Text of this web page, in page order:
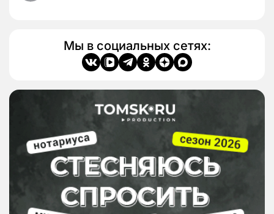
Мы в социальных сетях: